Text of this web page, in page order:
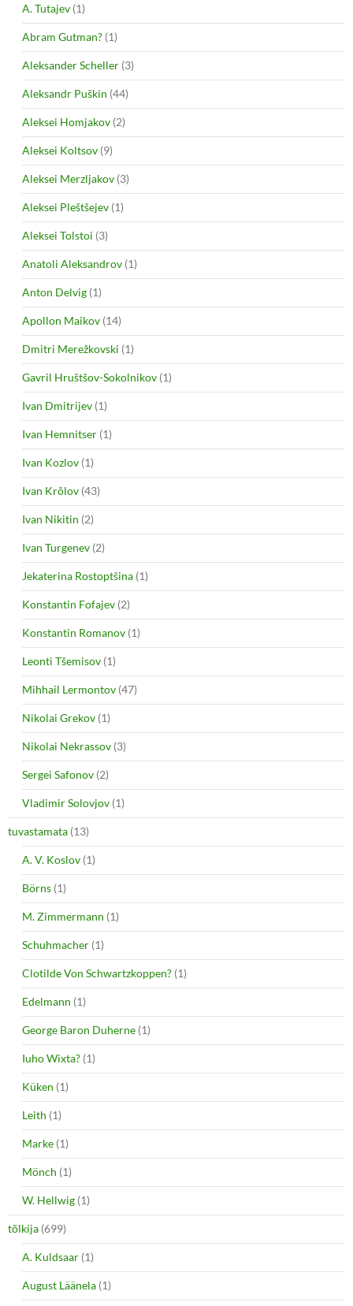
A. Tutajev (1)
Abram Gutman? (1)
Aleksander Scheller (3)
Aleksandr Puškin (44)
Aleksei Homjakov (2)
Aleksei Koltsov (9)
Aleksei Merzljakov (3)
Aleksei Pleštšejev (1)
Aleksei Tolstoi (3)
Anatoli Aleksandrov (1)
Anton Delvig (1)
Apollon Maikov (14)
Dmitri Merežkovski (1)
Gavril Hruštšov-Sokolnikov (1)
Ivan Dmitrijev (1)
Ivan Hemnitser (1)
Ivan Kozlov (1)
Ivan Krõlov (43)
Ivan Nikitin (2)
Ivan Turgenev (2)
Jekaterina Rostoptšina (1)
Konstantin Fofajev (2)
Konstantin Romanov (1)
Leonti Tšemisov (1)
Mihhail Lermontov (47)
Nikolai Grekov (1)
Nikolai Nekrassov (3)
Sergei Safonov (2)
Vladimir Solovjov (1)
tuvastamata (13)
A. V. Koslov (1)
Börns (1)
M. Zimmermann (1)
Schuhmacher (1)
Clotilde Von Schwartzkoppen? (1)
Edelmann (1)
George Baron Duherne (1)
Iuho Wixta? (1)
Küken (1)
Leith (1)
Marke (1)
Mönch (1)
W. Hellwig (1)
tõlkija (699)
A. Kuldsaar (1)
August Läänela (1)